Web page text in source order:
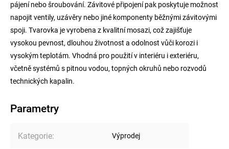
pájení nebo šroubování. Závitové připojení pak poskytuje možnost
napojit ventily, uzávěry nebo jiné komponenty běžnými závitovými
spoji. Tvarovka je vyrobena z kvalitní mosazi, což zajišťuje
vysokou pevnost, dlouhou životnost a odolnost vůči korozi i
vysokým teplotám. Vhodná pro použití v interiéru i exteriéru,
včetně systémů s pitnou vodou, topných okruhů nebo rozvodů
technických kapalin.
Parametry
Kategorie: Výprodej